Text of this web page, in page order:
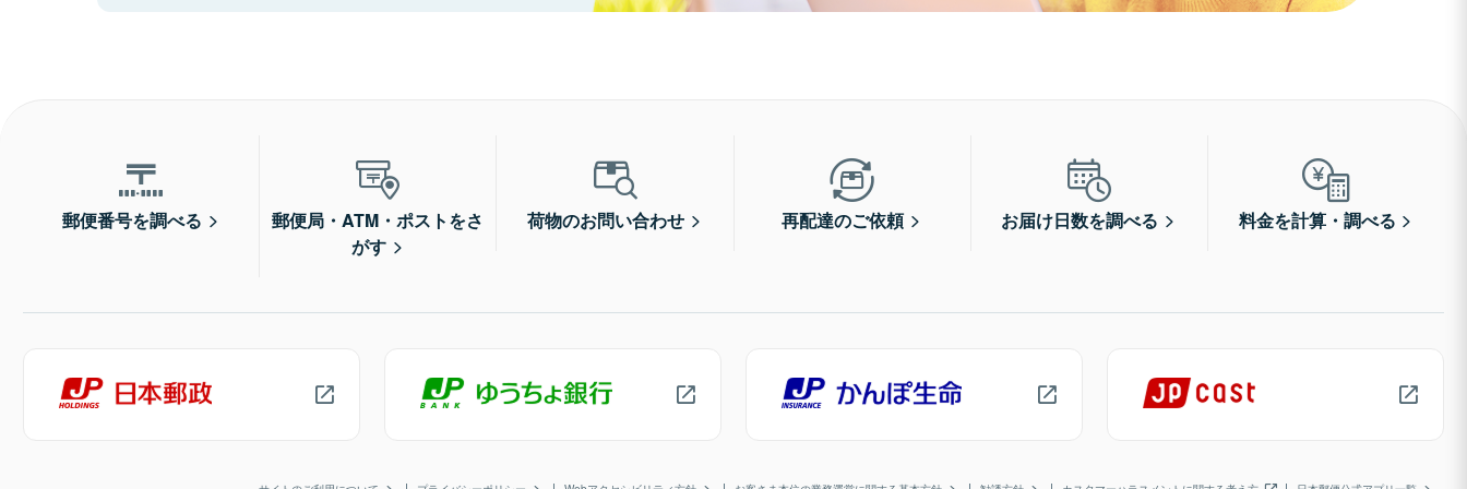
郵便番号を調べる
郵便局・ATM・ポストをさ
がす
荷物のお問い合わせ 再配達のご依頼 お届け日数を調べる 料金を計算・調べる